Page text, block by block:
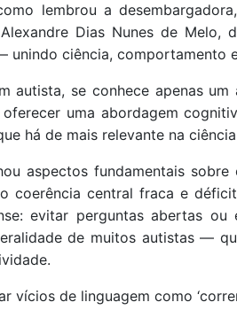
lembrou a
Dias Nunes de Melo,
unindo ciência, comportamento
autista, se conhece apenas
uma abordagem
há de mais relevante na ciência
aspectos fundamentais
coerência central fraca e
evitar perguntas abertas ou
de muitos autistas —
vícios de linguagem como